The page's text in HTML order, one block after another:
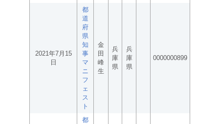
2021年7月15
日
都
道
府
県
知
事
マ
ニ
フ
ェ
ス
ト
金
田
峰
生
兵
庫
県
兵
庫
県
0000000899
都